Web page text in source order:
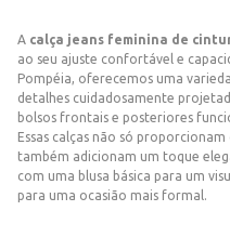
A calça jeans feminina de
ao seu ajuste confortável e
Pompéia, oferecemos uma
detalhes cuidadosamente
bolsos frontais e posteriores
Essas calças não só
também adicionam um toque
com uma blusa básica para um
para uma ocasião mais formal.